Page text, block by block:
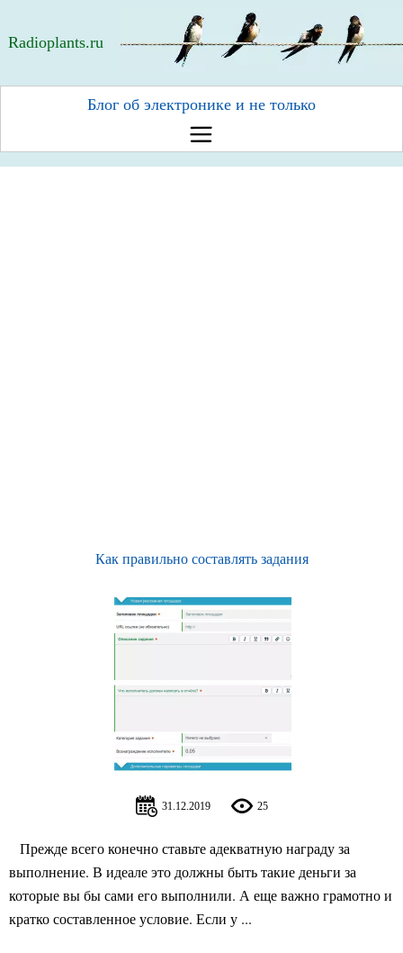
Radioplants.ru
Блог об электронике и не только
Как правильно составлять задания
31.12.2019 25
Прежде всего конечно ставьте адекватную награду за
выполнение. В идеале это должны быть такие деньги за
которые вы бы сами его выполнили. А еще важно грамотно и
кратко составленное условие. Если у ...